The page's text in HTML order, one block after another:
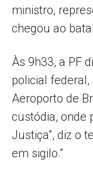
ministro,
chegou ao
Às 9h33, a PF
policial
Aeroporto de
custódia, onde
Justiça”, diz o
em sigilo.”